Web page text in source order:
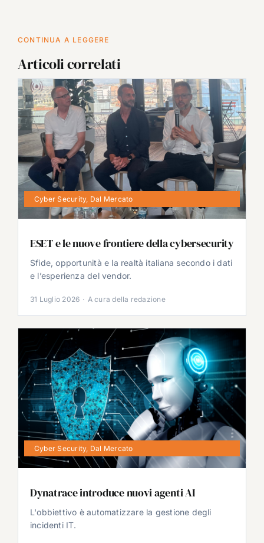
CONTINUA A LEGGERE
Articoli correlati
Cyber Security, Dal Mercato
ESET e le nuove frontiere della cybersecurity
Sfide, opportunità e la realtà italiana secondo i dati
e l’esperienza del vendor.
31 Luglio 2026 · A cura della redazione
Cyber Security, Dal Mercato
Dynatrace introduce nuovi agenti AI
L'obbiettivo è automatizzare la gestione degli
incidenti IT.